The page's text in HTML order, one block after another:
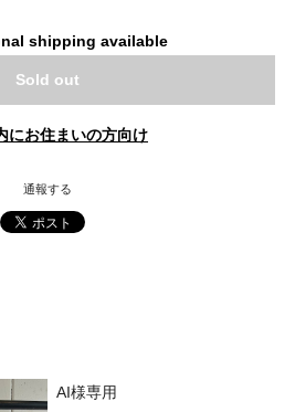
shipping available
Sold out
にお住まいの方向け
通報する
AI様専用